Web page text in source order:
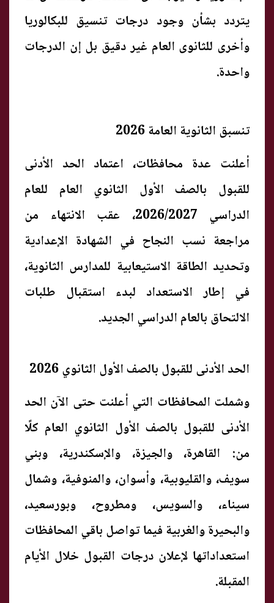
يتردد بشأن وجود درجات تنسيق للبكالوريا
وأخرى للثانوى العام غير دقيق بل إن الدرجات
واحدة.
تنسبق الثانوية العامة 2026
أعلنت عدة محافظات، اعتماد الحد الأدنى
للقبول بالصف الأول الثانوي العام للعام
الدراسي 2026/2027، عقب الانتهاء من
مراجعة نسب النجاح في الشهادة الإعدادية
وتحديد الطاقة الاستيعابية للمدارس الثانوية،
في إطار الاستعداد لبدء استقبال طلبات
الالتحاق بالعام الدراسي الجديد.
الحد الأدنى للقبول بالصف الأول الثانوي 2026
وشملت المحافظات التي أعلنت حتى الآن الحد
الأدنى للقبول بالصف الأول الثانوي العام كلًا
من: القاهرة، والجيزة، والإسكندرية، وبني
سويف، والقليوبية، وأسوان، والمنوفية، وشمال
سيناء، والسويس، ومطروح، وبورسعيد،
والبحيرة والغربية فيما تواصل باقي المحافظات
استعداداتها لإعلان درجات القبول خلال الأيام
المقبلة.